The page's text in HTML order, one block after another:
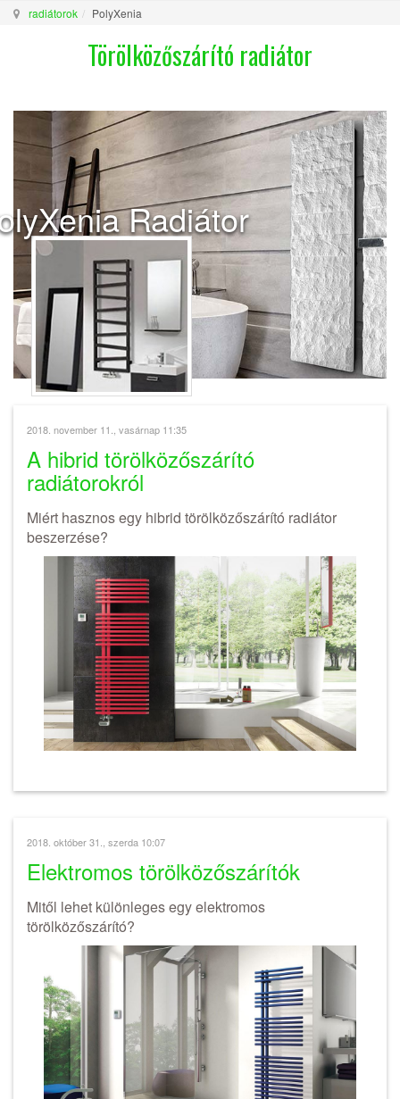
radiátorok PolyXenia
Törölközőszárító radiátor
Radiátor
2018. november 11., vasárnap 11:35
A hibrid törölközőszárító
radiátorokról
Miért hasznos egy hibrid törölközőszárító radiátor
beszerzése?
2018. október 31., szerda 10:07
Elektromos törölközőszárítók
Mitől lehet különleges egy elektromos
törölközőszárító?